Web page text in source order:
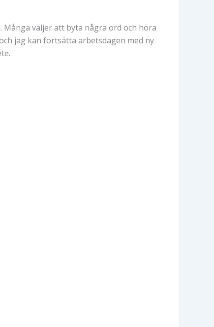
väljer att byta några ord och höra
jag kan fortsätta arbetsdagen med ny